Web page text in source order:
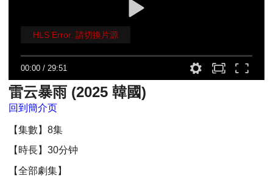
00:00 / 29:51
HLS Error. 請切換片源
雷云暴雨 (2025 韓國)
回到簡介页
【集數】8集
【時長】30分钟
【全部劇集】